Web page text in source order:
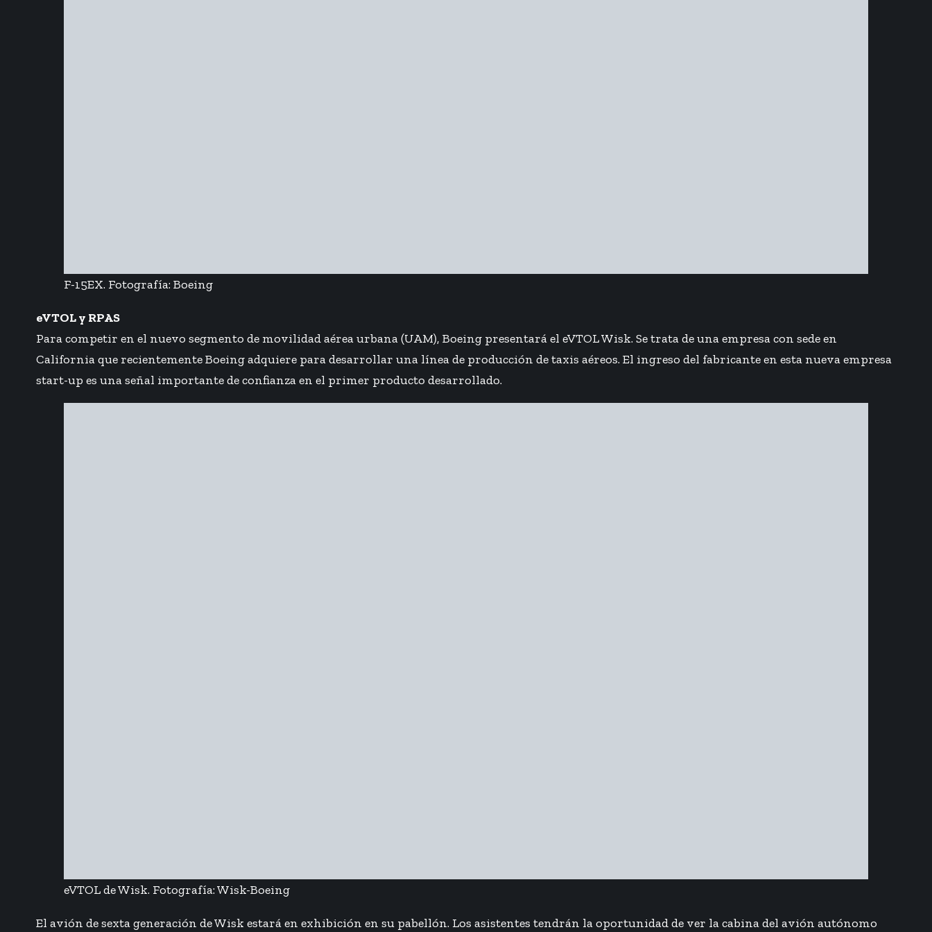
F-15EX. Fotografía: Boeing
eVTOL y RPAS
Para competir en el nuevo segmento de movilidad aérea urbana (UAM), Boeing presentará el eVTOL Wisk. Se trata de una empresa con sede en
California que recientemente Boeing adquiere para desarrollar una línea de producción de taxis aéreos. El ingreso del fabricante en esta nueva empresa
start-up es una señal importante de confianza en el primer producto desarrollado.
eVTOL de Wisk. Fotografía: Wisk-Boeing
El avión de sexta generación de Wisk estará en exhibición en su pabellón. Los asistentes tendrán la oportunidad de ver la cabina del avión autónomo